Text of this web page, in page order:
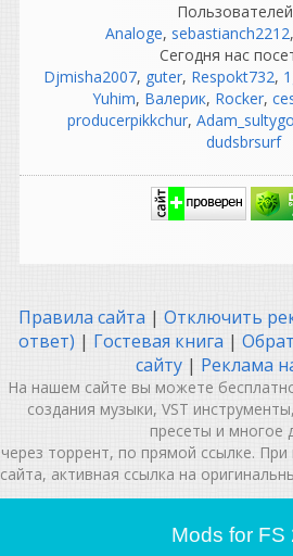
и 90-х, они ругались
постоянно:
лента закончилась в самый
неподходящий момент;
магнитофон "зажевал"
мастер;
шумит предусилитель;
сломался компрессор;
лампа умерла во время
Раньше ругались на Studer.
😂
И звук такой был...
натуральный.»
Вот здесь самое
интересное.
Что такое "натуральный"?
На самом деле пленка:
сжимает пики
(естественная
добавляет гармоники;
Analoge, sebastianch2212,
Сегодня нас
Djmisha2007, guter, Respokt732,
Yuhim, Валерик, Rocker,
producerpikkchur,
dudsbrsurf
Правила сайта | Отключить
ответ) | Гостевая книга |
сайту | Реклама
На нашем сайте вы можете
создания музыки, VST
пресеты и многое
через торрент, по прямой ссылке.
сайта, активная ссылка на
поддержкеMusicmakers
Mods for FS